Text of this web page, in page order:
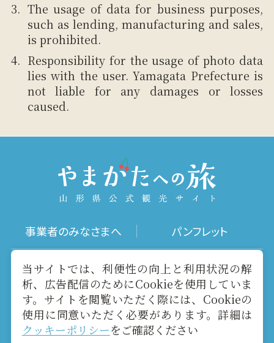
The usage of data for business purposes,
such as lending, manufacturing and sales,
is prohibited.
Responsibility for the usage of photo data
lies with the user. Yamagata Prefecture is
not liable for any damages or losses
caused.
事業者のみなさまへ パンフレット
写真ダウンロード 動画ギャラリー
お役立ちリンク 当サイトについて
メールマガジン お問い合わせ
当サイトでは、利便性の向上と利用状況の解
析、広告配信のためにCookieを使用していま
す。サイトを閲覧いただく際には、Cookieの
使用に同意いただく必要があります。詳細は
クッキーポリシーをご確認ください